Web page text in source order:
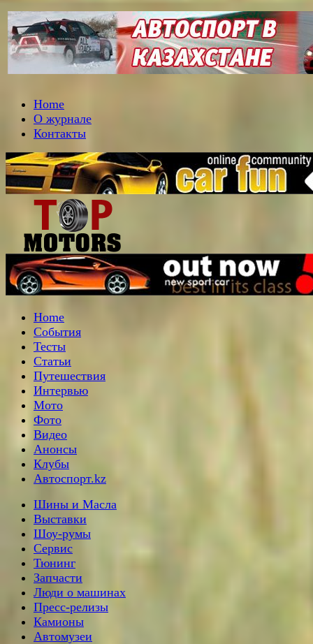
Home
О журнале
Контакты
Home
События
Тесты
Статьи
Путешествия
Интервью
Мото
Фото
Видео
Анонсы
Клубы
Автоспорт.kz
Шины и Масла
Выставки
Шоу-румы
Сервис
Тюнинг
Запчасти
Люди о машинах
Пресс-релизы
Камионы
Автомузеи